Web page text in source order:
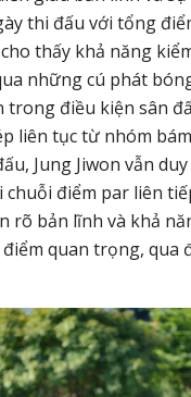
thi đấu với tổng
thấy khả năng
những cú phát
trong điều kiện sân
liên tục từ nhóm
Jung Jiwon vẫn
chuỗi điểm par liên
rõ bản lĩnh và khả
quan trọng, qua